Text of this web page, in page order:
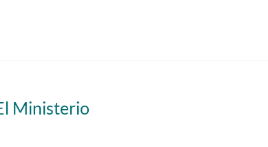
Ministerio